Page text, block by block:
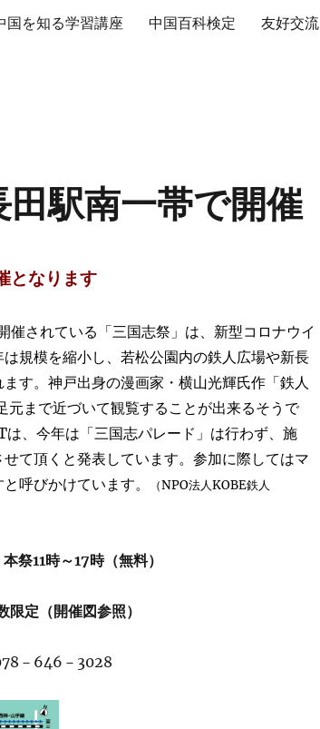
国を知る学習講座 中国百科検定 友好交流
田駅南一帯で開催
となります
催されている「三国志祭」は、新型コロナウイ
規模を縮小し、若松公園内の鉄人広場や新長
す。神戸出身の漫画家・横山光輝氏作「鉄人
まで近づいて観覧することが出来るそうで
は、今年は「三国志パレード」は行わず、施
て頂くと発表しています。参加に際してはマ
呼びかけています。
（NPO法人KOBE鉄人
11時～17時（無料）
定（開催図参照）
－646－3028